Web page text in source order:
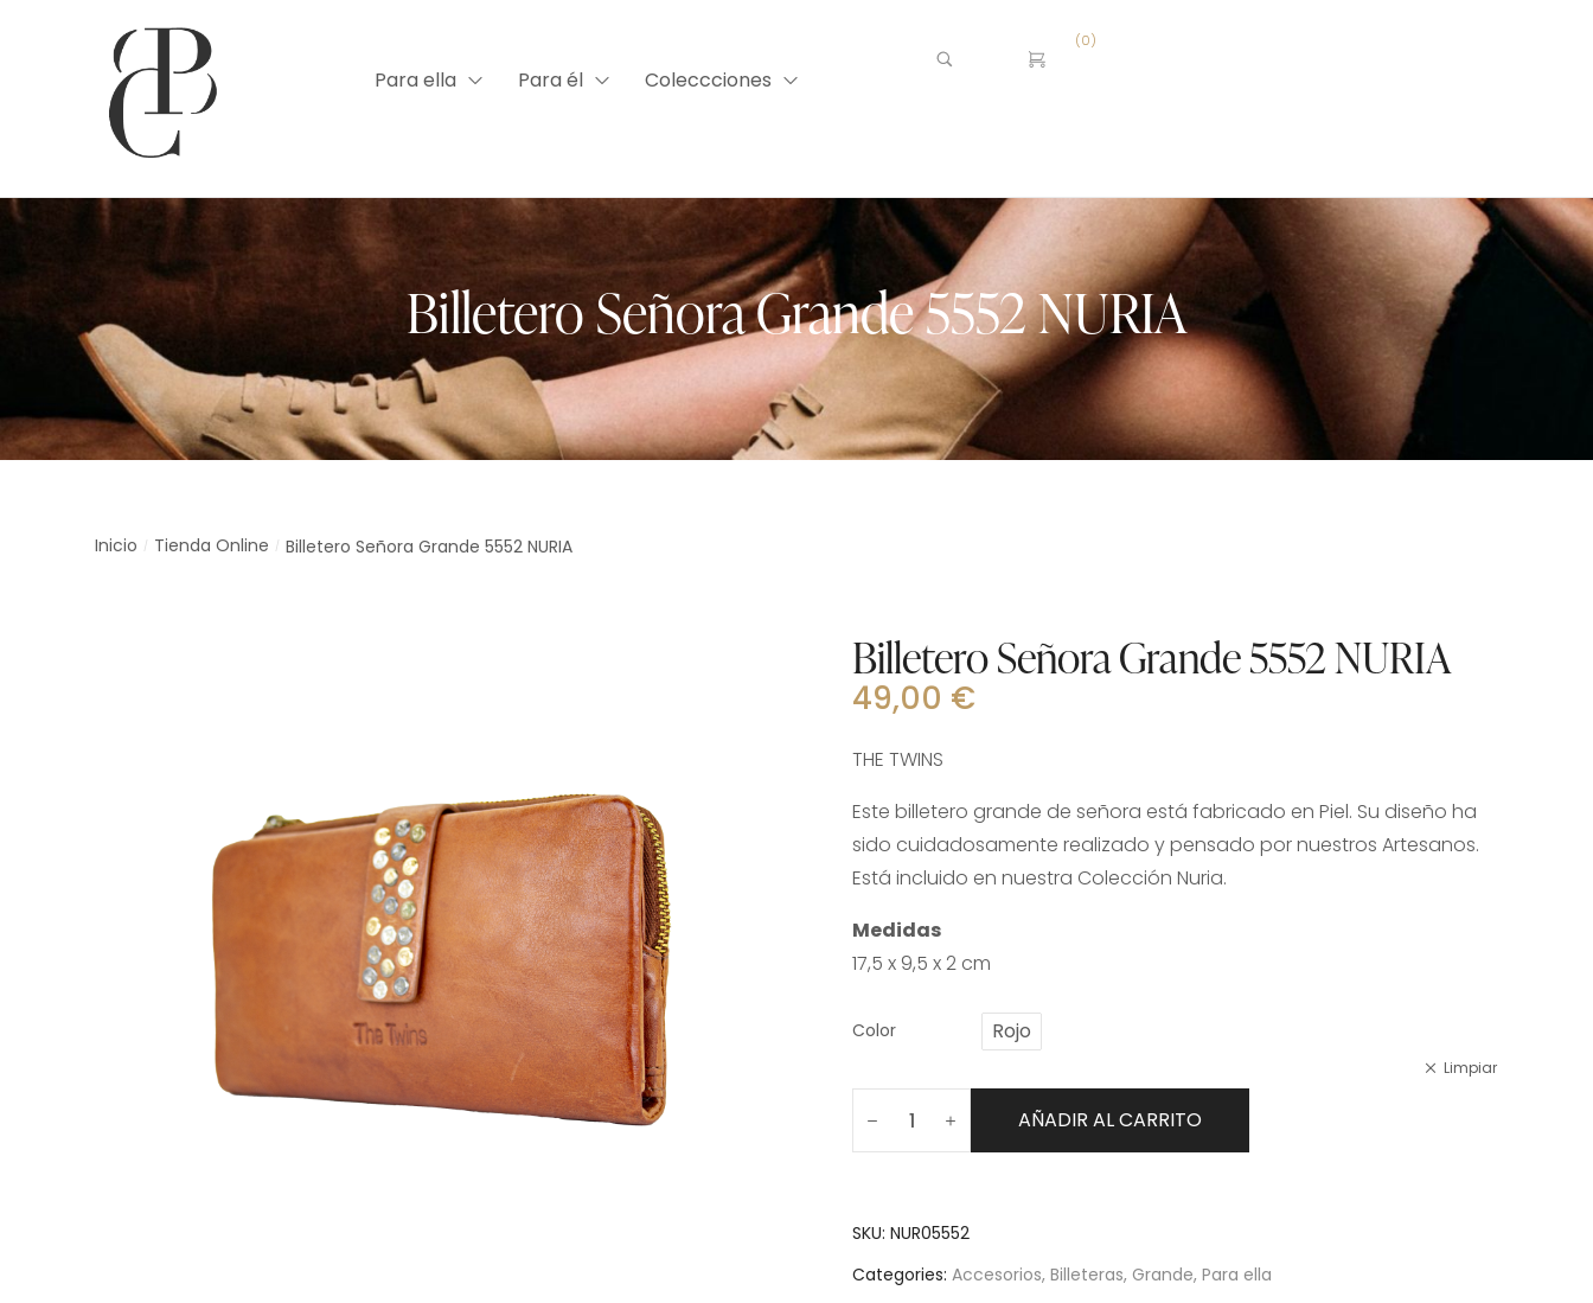
Para ella Para él Coleccciones
(0)
Billetero Señora Grande 5552 NURIA
Inicio / Tienda Online / Billetero Señora Grande 5552 NURIA
Billetero Señora Grande 5552 NURIA
49,00 €
THE TWINS
Este billetero grande de señora está fabricado en Piel. Su diseño ha
sido cuidadosamente realizado y pensado por nuestros Artesanos.
Está incluido en nuestra Colección Nuria.
Medidas
17,5 x 9,5 x 2 cm
Color Rojo
Limpiar
AÑADIR AL CARRITO
SKU: NUR05552
Categories: Accesorios,Billeteras, Grande,Para ella